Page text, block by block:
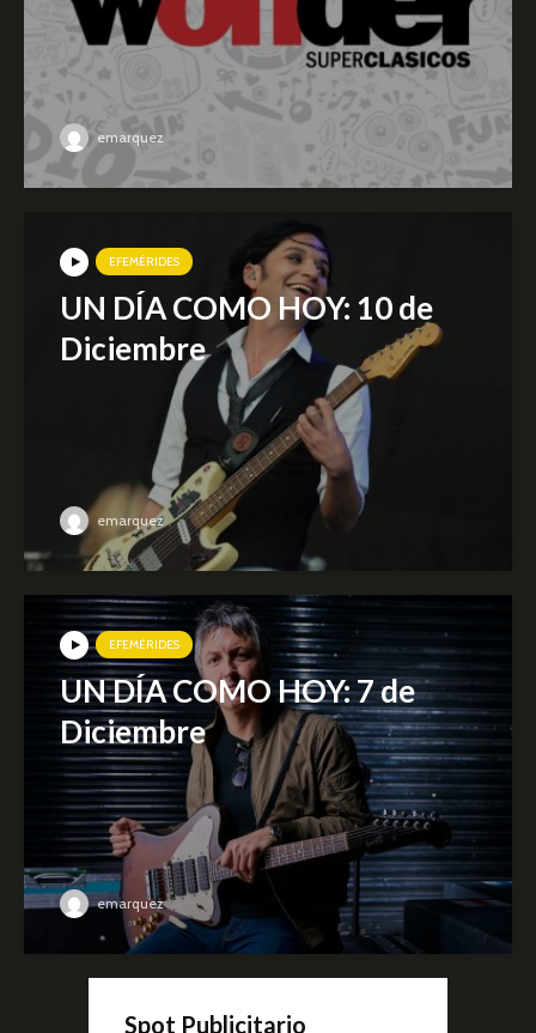
emarquez
EFEMÉRIDES
UN DÍA COMO HOY: 10 de
Diciembre
emarquez
EFEMÉRIDES
UN DÍA COMO HOY: 7 de
Diciembre
emarquez
Spot Publicitario